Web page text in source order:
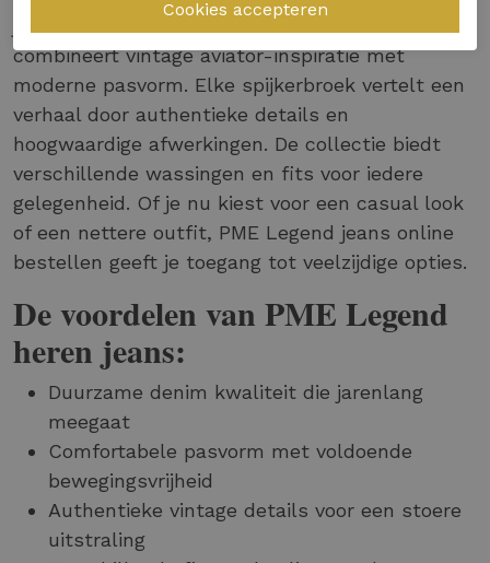
jeans heren met een stoer karakter. Het merk
combineert vintage aviator-inspiratie met
moderne pasvorm. Elke spijkerbroek vertelt een
verhaal door authentieke details en
hoogwaardige afwerkingen. De collectie biedt
verschillende wassingen en fits voor iedere
gelegenheid. Of je nu kiest voor een casual look
of een nettere outfit, PME Legend jeans online
bestellen geeft je toegang tot veelzijdige opties.
De voordelen van PME Legend
heren jeans:
Duurzame denim kwaliteit die jarenlang
meegaat
Comfortabele pasvorm met voldoende
bewegingsvrijheid
Authentieke vintage details voor een stoere
uitstraling